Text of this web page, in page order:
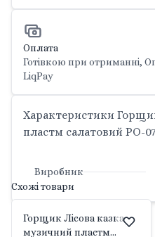
Оплата
Готівкою при отриманні,
LiqPay
Характеристики
пластм салатовий PO-
Виробник
Схожі товари
Горщик Лісова казка
музичний пластм